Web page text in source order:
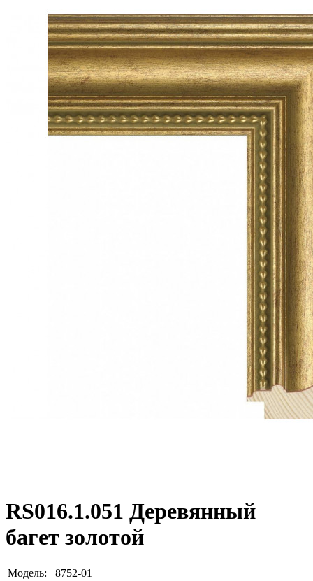
RS016.1.051 Деревянный
багет золотой
Модель:
8752-01